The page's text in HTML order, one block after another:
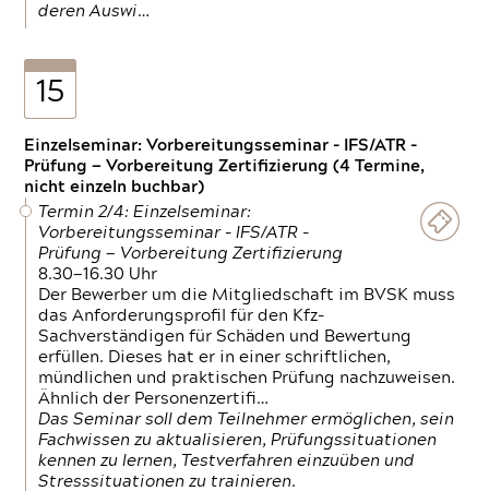
deren Auswi…
15
Einzelseminar: Vorbereitungsseminar - IFS/ATR -
Prüfung — Vorbereitung Zertifizierung (4 Termine,
nicht einzeln buchbar)
Termin 2/4: Einzelseminar:
Vorbereitungsseminar - IFS/ATR -
Prüfung — Vorbereitung Zertifizierung
8.30—16.30 Uhr
Der Bewerber um die Mitgliedschaft im BVSK muss
das Anforderungsprofil für den Kfz-
Sachverständigen für Schäden und Bewertung
erfüllen. Dieses hat er in einer schriftlichen,
mündlichen und praktischen Prüfung nachzuweisen.
Ähnlich der Personenzertifi…
Das Seminar soll dem Teilnehmer ermöglichen, sein
Fachwissen zu aktualisieren, Prüfungssituationen
kennen zu lernen, Testverfahren einzuüben und
Stresssituationen zu trainieren.